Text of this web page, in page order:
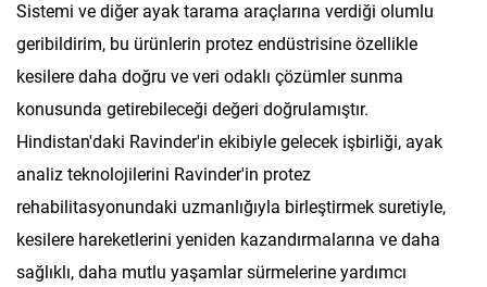
Sistemi ve diğer ayak tarama araçlarına verdiği olumlu
geribildirim, bu ürünlerin protez endüstrisine özellikle
kesilere daha doğru ve veri odaklı çözümler sunma
konusunda getirebileceği değeri doğrulamıştır.
Hindistan'daki Ravinder'in ekibiyle gelecek işbirliği, ayak
analiz teknolojilerini Ravinder'in protez
rehabilitasyonundaki uzmanlığıyla birleştirmek suretiyle,
kesilere hareketlerini yeniden kazandırmalarına ve daha
sağlıklı, daha mutlu yaşamlar sürmelerine yardımcı